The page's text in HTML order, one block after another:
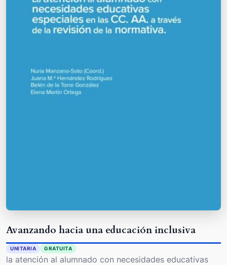
Avanzando hacia una educación inclusiva
UNITARIA GRATUITA
la atención al alumnado con necesidades educativas